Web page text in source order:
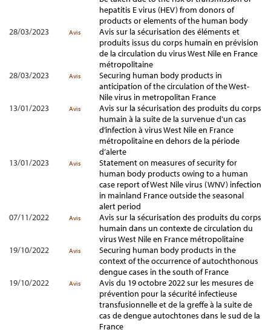
hepatitis E virus (HEV) from donors of
products or elements of the human body
28/03/2023
Avis
Avis sur la sécurisation des éléments et
produits issus du corps humain en prévision
de la circulation du virus West Nile en France
métropolitaine
28/03/2023
Avis
Securing human body products in
anticipation of the circulation of the West-
Nile virus in metropolitan France
13/01/2023
Avis
Avis sur la sécurisation des produits du corps
humain à la suite de la survenue d’un cas
d’infection à virus West Nile en France
métropolitaine en dehors de la période
d’alerte
13/01/2023
Avis
Statement on measures of security for
human body products owing to a human
case report of West Nile virus (WNV) infection
in mainland France outside the seasonal
alert period
07/11/2022
Avis
Avis sur la sécurisation des produits du corps
humain dans un contexte de circulation du
virus West Nile en France métropolitaine
19/10/2022
Avis
Securing human body products in the
context of the occurrence of autochthonous
dengue cases in the south of France
19/10/2022
Avis
Avis du 19 octobre 2022 sur les mesures de
prévention pour la sécurité infectieuse
transfusionnelle et de la greffe à la suite de
cas de dengue autochtones dans le sud de la
France